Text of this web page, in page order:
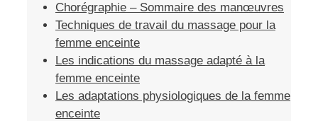
Chorégraphie – Sommaire des manœuvres
Techniques de travail du massage pour la
femme enceinte
Les indications du massage adapté à la
femme enceinte
Les adaptations physiologiques de la femme
enceinte